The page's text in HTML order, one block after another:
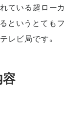
ている超ローカ
というとてもフ
レビ局です。